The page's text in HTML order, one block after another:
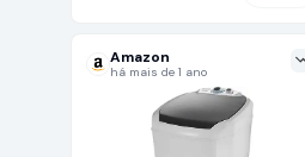
Amazon
há mais de 1 ano